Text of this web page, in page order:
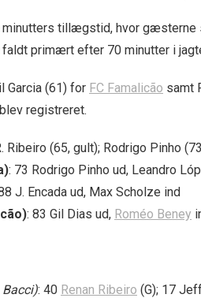
tillægstid, hvor
primært efter 70 minutter i
Garcia (61) for FC Famalicão samt
registreret.
Ribeiro (65, gult); Rodrigo Pinho
: 73 Rodrigo Pinho ud, Leandro
J. Encada ud, Max Scholze ind
: 83 Gil Dias ud, Roméo Beney
Bacci): 40 Renan Ribeiro (G); 17